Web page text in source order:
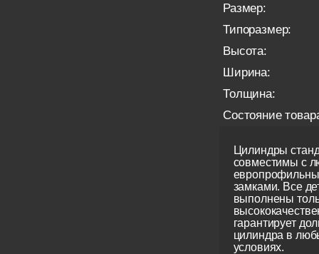
Размер:
Типоразмер:
Высота:
Ширина:
Толщина:
Состояние
Цилиндры
совместимы с
замками. Все
выполнены
гарантирует
цилиндра в
условиях.